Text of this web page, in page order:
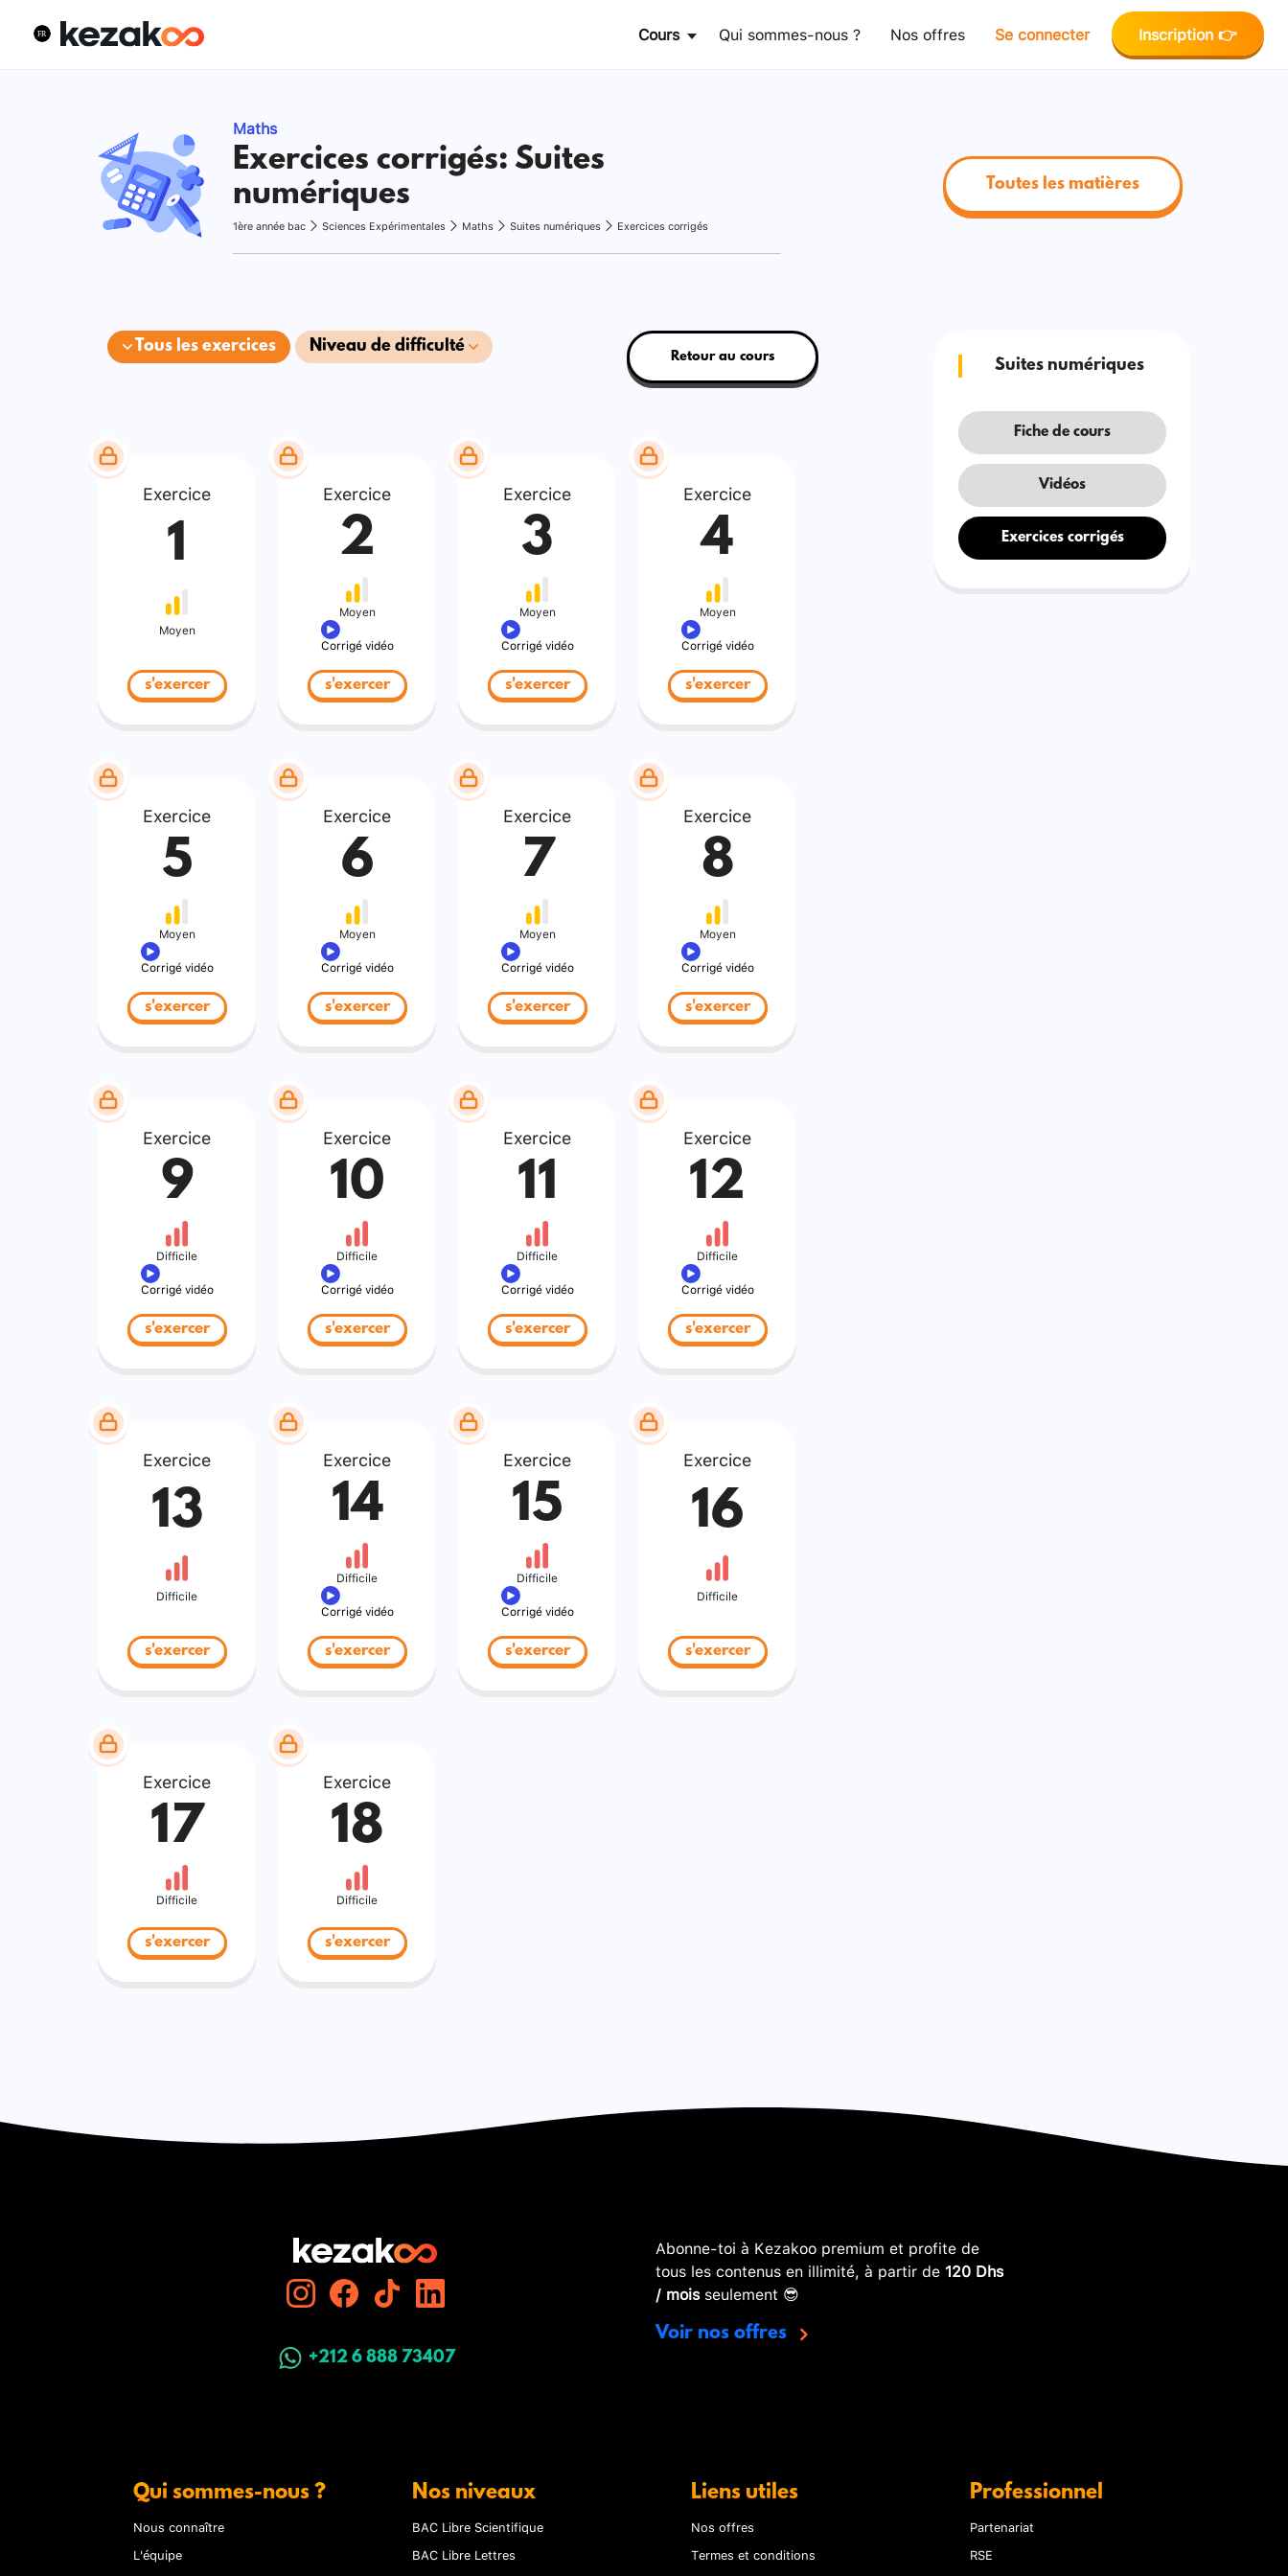
Cours Qui sommes-nous ? Nos offres Se connecter Inscription 👉
Maths
Exercices corrigés: Suites
numériques
1ère année bac Sciences Expérimentales Maths Suites numériques Exercices corrigés
Toutes les matières
Tous les exercices Niveau de difficulté
Retour au cours
Exercice
1
Moyen
s'exercer
Exercice
2
Moyen
Corrigé vidéo
s'exercer
Exercice
3
Moyen
Corrigé vidéo
s'exercer
Exercice
4
Moyen
Corrigé vidéo
s'exercer
Exercice
5
Moyen
Corrigé vidéo
s'exercer
Exercice
6
Moyen
Corrigé vidéo
s'exercer
Exercice
7
Moyen
Corrigé vidéo
s'exercer
Exercice
8
Moyen
Corrigé vidéo
s'exercer
Exercice
9
Difficile
Corrigé vidéo
s'exercer
Exercice
10
Difficile
Corrigé vidéo
s'exercer
Exercice
11
Difficile
Corrigé vidéo
s'exercer
Exercice
12
Difficile
Corrigé vidéo
s'exercer
Exercice
13
Difficile
s'exercer
Exercice
14
Difficile
Corrigé vidéo
s'exercer
Exercice
15
Difficile
Corrigé vidéo
s'exercer
Exercice
16
Difficile
s'exercer
Exercice
17
Difficile
s'exercer
Exercice
18
Difficile
s'exercer
Suites numériques
Fiche de cours
Vidéos
Exercices corrigés
+212 6 888 73407
Abonne-toi à Kezakoo premium et profite de
tous les contenus en illimité, à partir de 120 Dhs
/ moisseulement 😎
Voir nos offres
Qui sommes-nous ?
Nous connaître
L'équipe
Nos niveaux
BAC Libre Scientifique
BAC Libre Lettres
Liens utiles
Nos offres
Termes et conditions
Professionnel
Partenariat
RSE